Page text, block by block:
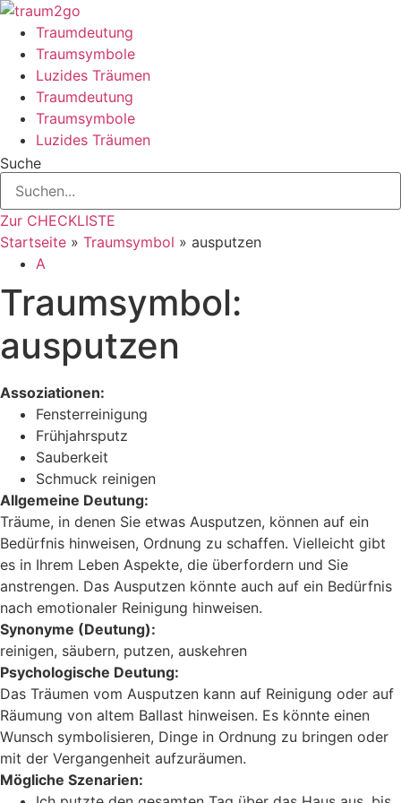
Zum
Inhalt
springen
Traumdeutung
Traumsymbole
Luzides Träumen
Traumdeutung
Traumsymbole
Luzides Träumen
Suche
Zur CHECKLISTE
Startseite » Traumsymbol » ausputzen
A
Traumsymbol:
ausputzen
Assoziationen:
Fensterreinigung
Frühjahrsputz
Sauberkeit
Schmuck reinigen
Allgemeine Deutung:
Träume, in denen Sie etwas Ausputzen, können auf ein
Bedürfnis hinweisen, Ordnung zu schaffen. Vielleicht gibt
es in Ihrem Leben Aspekte, die überfordern und Sie
anstrengen. Das Ausputzen könnte auch auf ein Bedürfnis
nach emotionaler Reinigung hinweisen.
Synonyme (Deutung):
reinigen, säubern, putzen, auskehren
Psychologische Deutung:
Das Träumen vom Ausputzen kann auf Reinigung oder auf
Räumung von altem Ballast hinweisen. Es könnte einen
Wunsch symbolisieren, Dinge in Ordnung zu bringen oder
mit der Vergangenheit aufzuräumen.
Mögliche Szenarien: